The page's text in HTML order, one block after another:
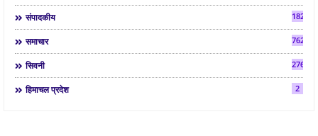
संपादकीय 182
समाचार 7624
सिवनी 2763
हिमाचल प्रदेश 2